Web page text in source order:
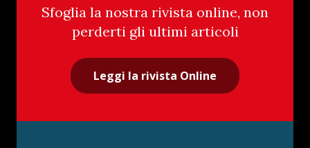
Sfoglia la nostra rivista online, non
perderti gli ultimi articoli
Leggi la rivista Online